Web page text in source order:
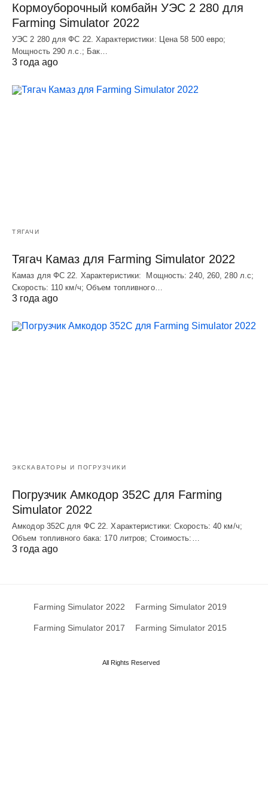
Кормоуборочный комбайн УЭC 2 280 для
Farming Simulator 2022
УЭC 2 280 для ФС 22. Характеристики: Цена 58 500 евро;
Мощность 290 л.с.; Бак…
3 года ago
ТЯГАЧИ
Тягач Камаз для Farming Simulator 2022
Камаз для ФС 22. Характеристики: Мощность: 240, 260, 280 л.с;
Скорость: 110 км/ч; Объем топливного…
3 года ago
ЭКСКАВАТОРЫ И ПОГРУЗЧИКИ
Погрузчик Амкодор 352С для Farming
Simulator 2022
Амкодор 352С для ФС 22. Характеристики: Скорость: 40 км/ч;
Объем топливного бака: 170 литров; Стоимость:…
3 года ago
Farming Simulator 2022 Farming Simulator 2019
Farming Simulator 2017 Farming Simulator 2015
All Rights Reserved